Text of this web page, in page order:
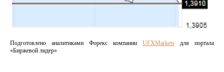
Подготовлено аналитиками Форекс компании UFXMarkets для портала
«Биржевой лидер»